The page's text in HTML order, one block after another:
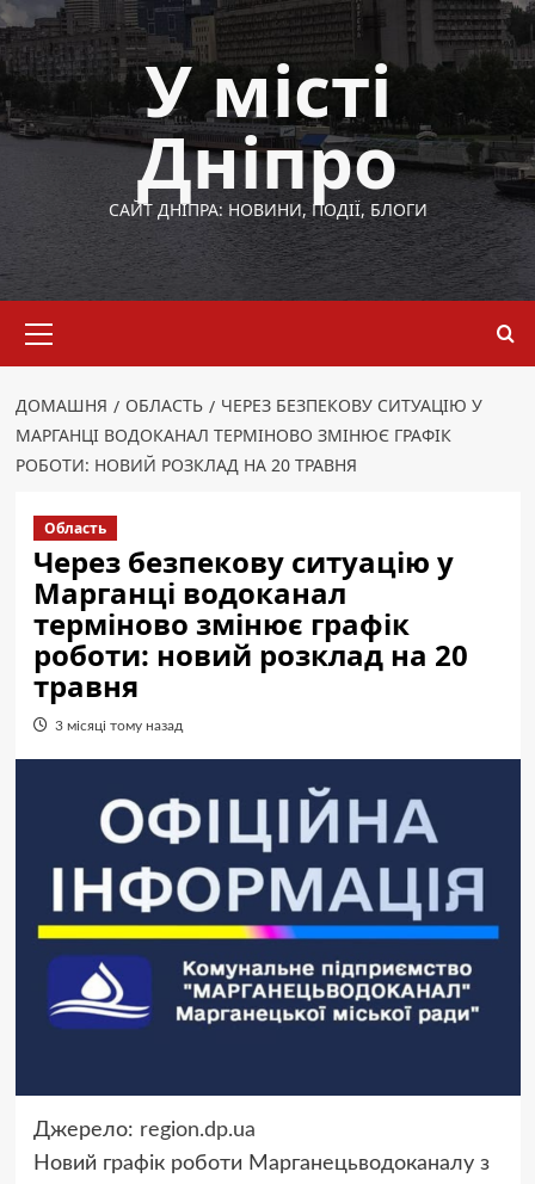
Перейти
до
вмісту
У місті
Дніпро
САЙТ ДНІПРА: НОВИНИ, ПОДІЇ, БЛОГИ
меню
ДОМАШНЯ ОБЛАСТЬ
ЧЕРЕЗ БЕЗПЕКОВУ СИТУАЦІЮ У
МАРГАНЦІ ВОДОКАНАЛ ТЕРМІНОВО ЗМІНЮЄ ГРАФІК
РОБОТИ: НОВИЙ РОЗКЛАД НА 20 ТРАВНЯ
Область
Через безпекову ситуацію у
Марганці водоканал
терміново змінює графік
роботи: новий розклад на 20
травня
3 місяці тому назад
Джерело: region.dp.ua
Новий графік роботи Марганецьводоканалу з